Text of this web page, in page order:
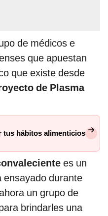
de médicos e
que apuestan
que existe desde
de Plasma
tus hábitos alimenticios
es un
ensayado durante
un grupo de
brindarles una